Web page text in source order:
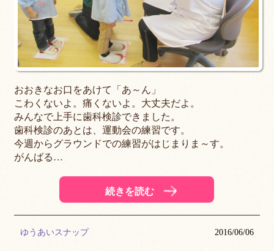
おおきなお口をあけて「あ～ん」
こわくないよ。痛くないよ。大丈夫だよ。
みんなで上手に歯科検診できました。
歯科検診のあとは、運動会の練習です。
今週からグラウンドでの練習がはじまりま～す。
がんばる…
続きを読む
ゆうあいスナップ 2016/06/06